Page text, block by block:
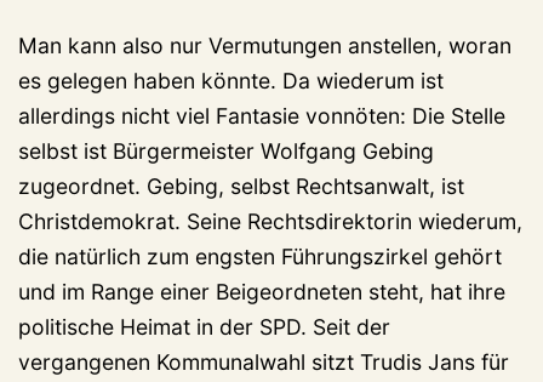
Man kann also nur Vermutungen anstellen, woran
es gelegen haben könnte. Da wiederum ist
allerdings nicht viel Fantasie vonnöten: Die Stelle
selbst ist Bürgermeister Wolfgang Gebing
zugeordnet. Gebing, selbst Rechtsanwalt, ist
Christdemokrat. Seine Rechtsdirektorin wiederum,
die natürlich zum engsten Führungszirkel gehört
und im Range einer Beigeordneten steht, hat ihre
politische Heimat in der SPD. Seit der
vergangenen Kommunalwahl sitzt Trudis Jans für